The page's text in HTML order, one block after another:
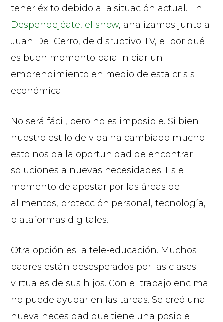
tener éxito debido a la situación actual. En
Despendejéate, el show, analizamos junto a
Juan Del Cerro, de disruptivo TV, el por qué
es buen momento para iniciar un
emprendimiento en medio de esta crisis
económica.
No será fácil, pero no es imposible. Si bien
nuestro estilo de vida ha cambiado mucho
esto nos da la oportunidad de encontrar
soluciones a nuevas necesidades. Es el
momento de apostar por las áreas de
alimentos, protección personal, tecnología,
plataformas digitales.
Otra opción es la tele-educación. Muchos
padres están desesperados por las clases
virtuales de sus hijos. Con el trabajo encima
no puede ayudar en las tareas. Se creó una
nueva necesidad que tiene una posible